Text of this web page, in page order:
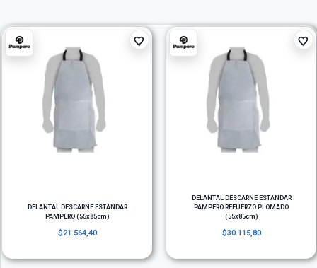
DELANTAL DESCARNE ESTÁNDAR
PAMPERO (55x85cm)
$21.564,40
DELANTAL DESCARNE ESTANDAR
PAMPERO REFUERZO PLOMADO
(55x85cm)
$30.115,80